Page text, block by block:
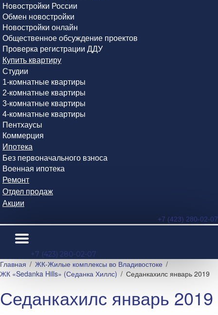
Новостройки России
Обмен новостройки
Новостройки онлайн
Общественное обсуждение проектов
Проверка регистрации ДДУ
Купить квартиру
Студии
1-комнатные квартиры
2-комнатные квартиры
3-комнатные квартиры
4-комнатные квартиры
Пентхаусы
Коммерция
Ипотека
Без первоначального взноса
Военная ипотека
Ремонт
Отдел продаж
Акции
+7 (423) 280-02-07
+7 (423) 280-02-07
Главная
ЖК-Жилые комплексы во Владивостоке
ЖК «Sedanka Hills» (Седанка Хиллс)
Седанкахилс январь 2019
Седанкахилс январь 2019